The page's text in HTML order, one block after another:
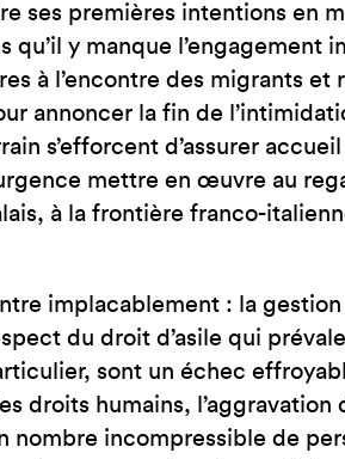
ses premières intentions en
y manque l’engagement
à l’encontre des migrants et
annoncer la fin de
s’efforcent d’assurer
mettre en œuvre au
à la frontière franco-
implacablement : la
du droit d’asile qui
sont un échec
droits humains, l’aggravation
nombre incompressible de